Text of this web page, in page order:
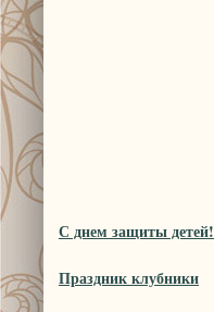
С днем защиты детей!
Праздник клубники